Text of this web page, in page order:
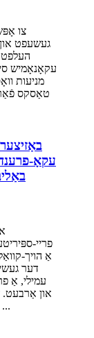
צו
געשעפט
העלפט
עקאָנאָמיש
מניעות
טאַסקס פֿאַר
עקאָ-
פריי-
אַ הויך-
דער
עמילי, אַ
און
פון ​​רייזע וואָס ניט בלויז שאָוקייסיז איר ...